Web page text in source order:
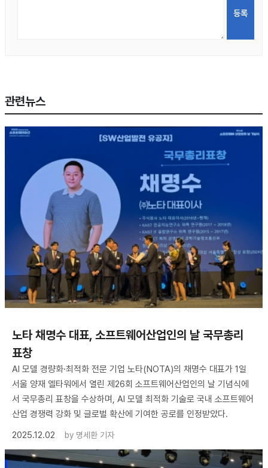
관련뉴스
노타 채명수 대표, 소프트웨어산업인의 날 국무총리
표창
AI 모델 경량화·최적화 전문 기업 노타(NOTA)의 채명수 대표가 1일
서울 양재 엘타워에서 열린 제26회 소프트웨어산업인의 날 기념식에
서 국무총리 표창을 수상하며, AI 모델 최적화 기술로 국내 소프트웨어
산업 경쟁력 강화 및 글로벌 확산에 기여한 공로를 인정받았다.
2025.12.02
by 명세환 기자